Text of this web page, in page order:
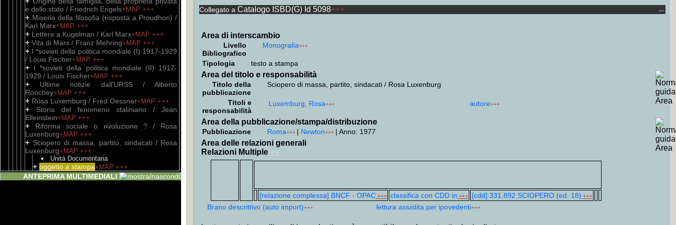
e dello stato / Friedrich Engels+MAP +++
+ Miseria della filosofia (risposta a Proudhon) /
Karl Marx+MAP +++
+ Lettere a Kugelman / Karl Marx+MAP +++
+ Vita di Marx / Franz Mehring+MAP +++
+ I *sovieti della politica mondiale (I) 1917-1929
/ Louis Fischer+MAP +++
+ I *sovieti della politica mondiale (II) 1917-
1929 / Louis Fischer+MAP +++
+ Ultime notizie dall'URSS / Alberto
Ronchey+MAP +++
+ Rosa Luxemburg / Fred Oessner+MAP +++
+ Storia del fenomeno staliniano / Jean
Elleinstein+MAP +++
+ Riforma sociale o rivoluzione ? / Rosa
Luxenburg+MAP +++
+ Sciopero di massa, partito, sindacati / Rosa
Luxenburg+MAP +++
Unità Documentaria
+ oggetto a stampa+MAP +++
+L' *ottantanove di Gorbaciov+MAP+++
ANTEPRIMA MULTIMEDIALI
Collegato a Catalogo ISBD(G) Id 5098+++ ↔
Area di interscambio
Livello
Bibliografico
Monografia+++
Tipologia testo a stampa
Area del titolo e responsabilità
Titolo della
pubblicazione
Sciopero di massa, partito, sindacati / Rosa Luxenburg
Titoli e
responsabilità
Luxemburg, Rosa+++ autore+++
Area della pubblicazione/stampa/distribuzione
Pubblicazione Roma+++ | Newton+++ | Anno: 1977
Area delle relazioni generali
Relazioni Multiple ++
[relazione complessa] BNCF - OPAC +++ classifica con CDD in +++ [cdd] 331.892 SCIOPERO (ed. 18) +++
Brano descrittivo (auto import)+++ lettura assistita per ipovedenti+++